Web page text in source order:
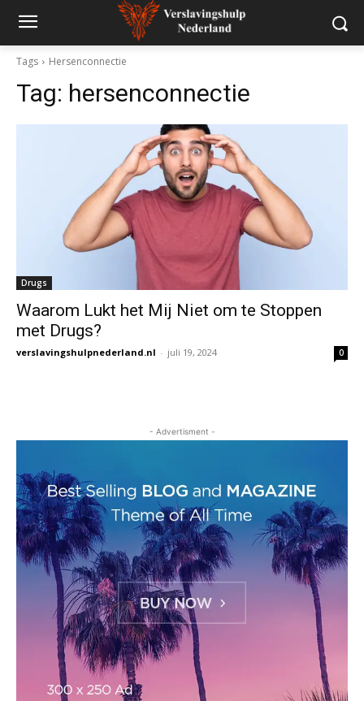
Tags Hersenconnectie
Tag: hersenconnectie
Drugs
Waarom Lukt het Mij Niet om te Stoppen
met Drugs?
verslavingshulpnederland.nl - juli 19, 2024 0
- Advertisment -